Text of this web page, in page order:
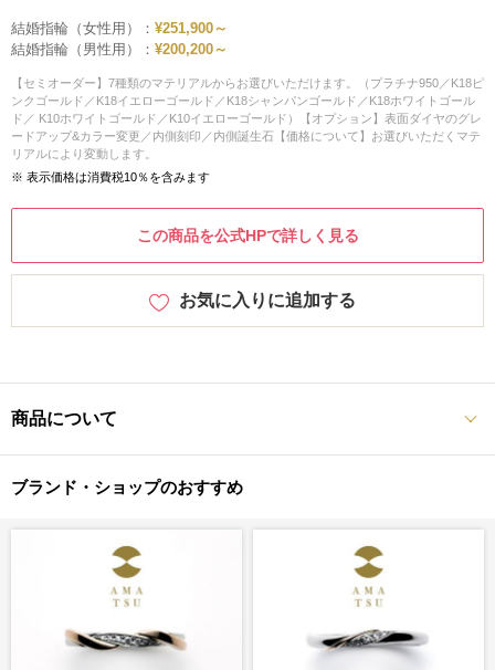
結婚指輪（女性用）： ¥251,900～
結婚指輪（男性用）： ¥200,200～
【セミオーダー】7種類のマテリアルからお選びいただけます。（プラチナ950／K18ピ
ンクゴールド／K18イエローゴールド／K18シャンパンゴールド／K18ホワイトゴール
ド／ K10ホワイトゴールド／K10イエローゴールド）【オプション】表面ダイヤのグレ
ードアップ&カラー変更／内側刻印／内側誕生石【価格について】お選びいただくマテ
リアルにより変動します。
※ 表示価格は消費税10％を含みます
この商品を公式HPで詳しく見る
お気に入りに追加する
商品について
ブランド・ショップのおすすめ